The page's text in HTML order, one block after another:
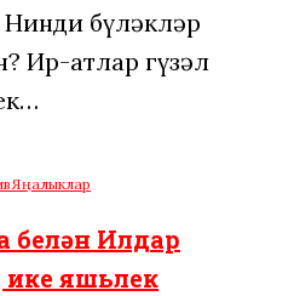
Нинди бүләкләр
Ир-атлар гүзәл
Яңалыклар
белән Илдар
яшьлек